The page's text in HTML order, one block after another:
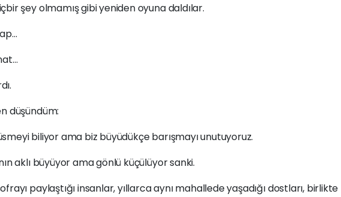
şey olmamış gibi yeniden oyuna daldılar.
düşündüm:
biliyor ama biz büyüdükçe barışmayı unutuyoruz.
aklı büyüyor ama gönlü küçülüyor sanki.
paylaştığı insanlar, yıllarca aynı mahallede yaşadığı dostları, birlikte